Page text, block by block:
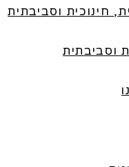
חינוכית וסביבתית
וסביבתית